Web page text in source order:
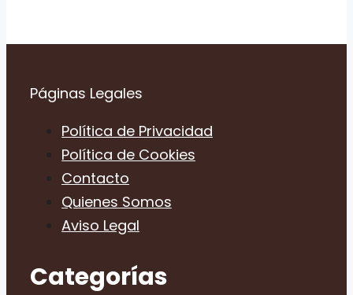
Páginas Legales
Política de Privacidad
Política de Cookies
Contacto
Quienes Somos
Aviso Legal
Categorías